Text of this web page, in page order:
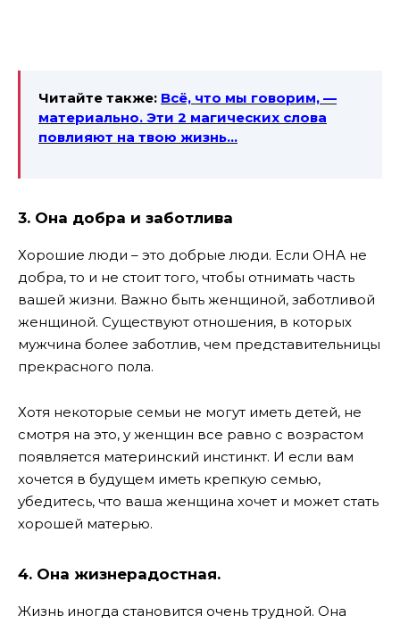
Читайте также: Всё, что мы говорим, —
материально. Эти 2 магических слова
повлияют на твою жизнь…
3. Она добра и заботлива
Хорошие люди – это добрые люди. Если ОНА не
добра, то и не стоит того, чтобы отнимать часть
вашей жизни. Важно быть женщиной, заботливой
женщиной. Существуют отношения, в которых
мужчина более заботлив, чем представительницы
прекрасного пола.
Хотя некоторые семьи не могут иметь детей, не
смотря на это, у женщин все равно с возрастом
появляется материнский инстинкт. И если вам
хочется в будущем иметь крепкую семью,
убедитесь, что ваша женщина хочет и может стать
хорошей матерью.
4. Она жизнерадостная.
Жизнь иногда становится очень трудной. Она